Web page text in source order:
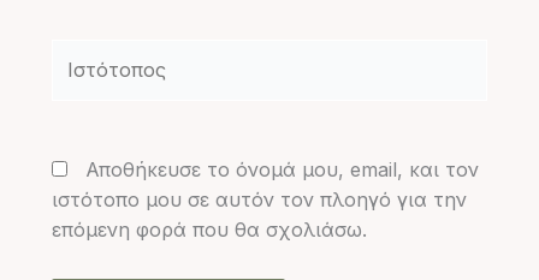
Αποθήκευσε το όνομά μου, email, και τον
ιστότοπο μου σε αυτόν τον πλοηγό για την
επόμενη φορά που θα σχολιάσω.